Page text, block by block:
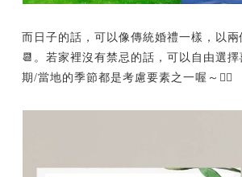
而日子的話，可以像傳統婚禮一樣，以兩
📆。若家裡沒有禁忌的話，可以自由選擇
期/當地的季節都是考慮要素之一喔～👍🏻